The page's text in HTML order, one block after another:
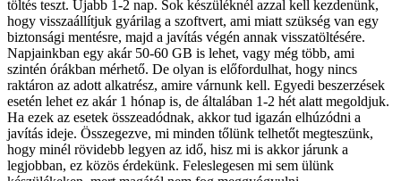
töltés teszt. Újabb 1-2 nap. Sok készüléknél azzal kell kezdenünk,
hogy visszaállítjuk gyárilag a szoftvert, ami miatt szükség van egy
biztonsági mentésre, majd a javítás végén annak visszatöltésére.
Napjainkban egy akár 50-60 GB is lehet, vagy még több, ami
szintén órákban mérhető. De olyan is előfordulhat, hogy nincs
raktáron az adott alkatrész, amire várnunk kell. Egyedi beszerzések
esetén lehet ez akár 1 hónap is, de általában 1-2 hét alatt megoldjuk.
Ha ezek az esetek összeadódnak, akkor tud igazán elhúzódni a
javítás ideje. Összegezve, mi minden tőlünk telhetőt megteszünk,
hogy minél rövidebb legyen az idő, hisz mi is akkor járunk a
legjobban, ez közös érdekünk. Feleslegesen mi sem ülünk